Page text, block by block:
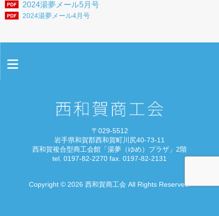
雪あかり in にしわが
2024湯夢メール5月号
2024湯夢メール4月号
プライバシーポリシー
リンク集
〒029-5512
岩手県和賀郡西和賀町川尻40-73-11
西和賀複合型商工会館「湯夢（ゆめ）プラザ」2階
tel. 0197-82-2270 fax. 0197-82-2131
Copyright © 2026 西和賀商工会 All Rights Reserved.